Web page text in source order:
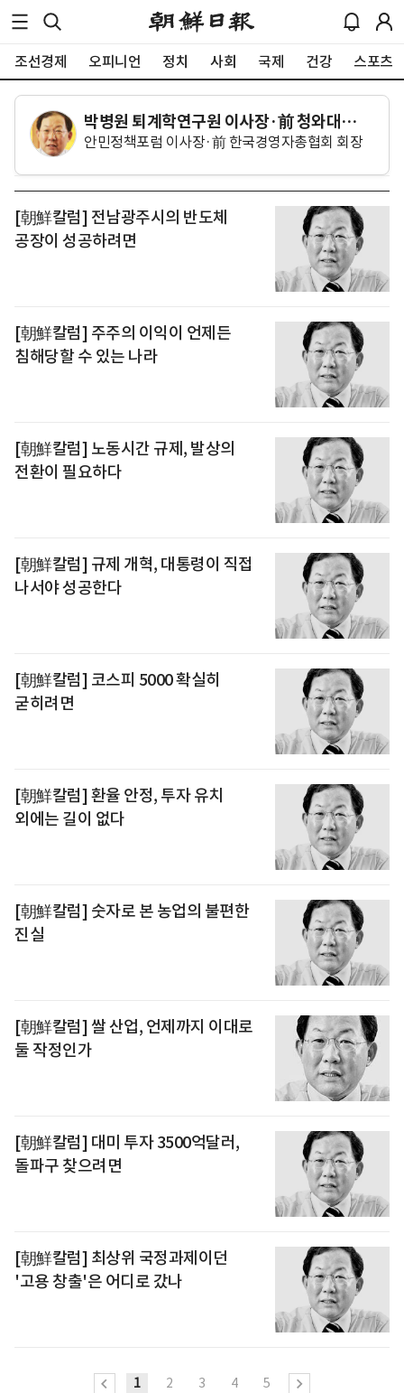
조선경제 오피니언 정치 사회 국제 건강 스포츠
박병원 퇴계학연구원 이사장·前 청와대
경제수석
안민정책포럼 이사장·前 한국경영자총협회 회장
[朝鮮칼럼] 전남광주시의 반도체
공장이 성공하려면
[朝鮮칼럼] 주주의 이익이 언제든
침해당할 수 있는 나라
[朝鮮칼럼] 노동시간 규제, 발상의
전환이 필요하다
[朝鮮칼럼] 규제 개혁, 대통령이 직접
나서야 성공한다
[朝鮮칼럼] 코스피 5000 확실히
굳히려면
[朝鮮칼럼] 환율 안정, 투자 유치
외에는 길이 없다
[朝鮮칼럼] 숫자로 본 농업의 불편한
진실
[朝鮮칼럼] 쌀 산업, 언제까지 이대로
둘 작정인가
[朝鮮칼럼] 대미 투자 3500억달러,
돌파구 찾으려면
[朝鮮칼럼] 최상위 국정과제이던
'고용 창출'은 어디로 갔나
1 2 3 4 5